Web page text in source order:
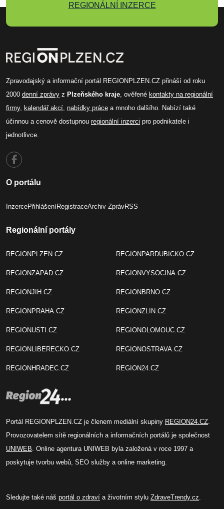
REGIONÁLNÍ INZERCE
Zpravodajský a informační portál REGIONPLZEN.CZ přináší od roku
2000 denní zprávy z Plzeňského kraje , ověřené kontakty na regionální
firmy, kalendář akcí nabídky práce a mnoho dalšího. Nabízí také
účinnou a cenově dostupnou regionální inzerci pro podnikatele i
jednotlivce.
O portálu
InzercePřihlášeníRegistraceArchiv ZprávRSS
Regionální portály
REGIONPLZEN.CZ
REGIONZAPAD.CZ
REGIONJIH.CZ
REGIONPRAHA.CZ
REGIONUSTI.CZ
REGIONLIBERECKO.CZ
REGIONHRADEC.CZ
REGIONPARDUBICKO.CZ
REGIONVYSOCINA.CZ
REGIONBRNO.CZ
REGIONZLIN.CZ
REGIONOLOMOUC.CZ
REGIONOSTRAVA.CZ
REGION24.CZ
Portál REGIONPLZEN.CZ je členem mediální skupiny REGION24.CZ
Provozovatelem sítě regionálních a informačních portálů je společnost
UNIWEB . Online agentura UNIWEB byla založená v roce 1997 a
poskytuje tvorbu webů, SEO služby a online marketing.
Sledujte také náš portál o zdraví a životním stylu ZdraveTrendy.cz